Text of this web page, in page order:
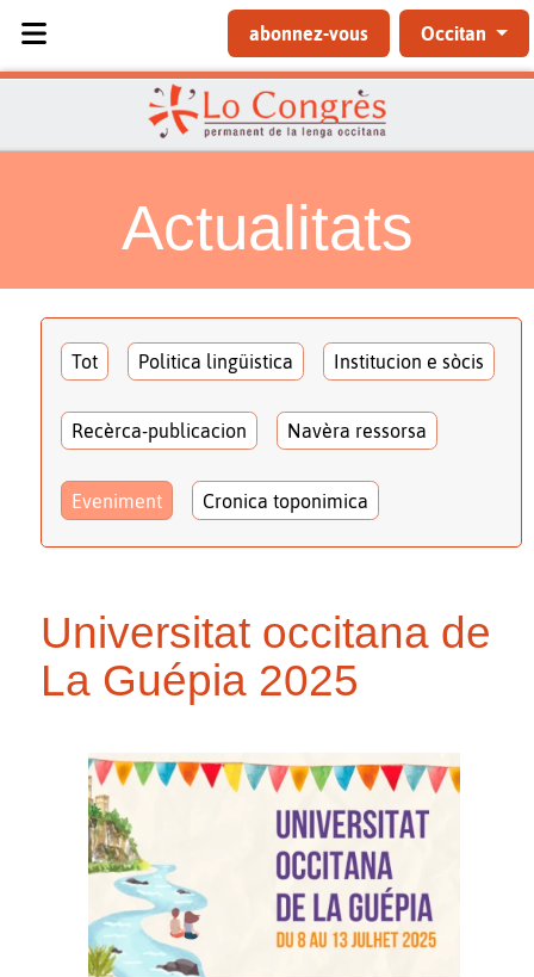
abonnez-vous Occitan
Actualitats
Tot Politica lingüistica Institucion e sòcis
Recèrca-publicacion Navèra ressorsa
Eveniment Cronica toponimica
Universitat occitana de
La Guépia 2025